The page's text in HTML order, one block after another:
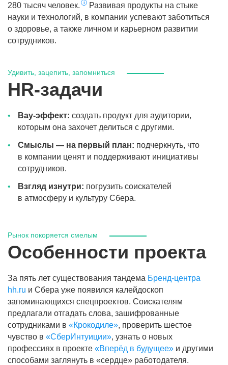
280 тысяч человек.
Развивая продукты на стыке
науки и технологий, в компании успевают заботиться
о здоровье, а также личном и карьерном развитии
сотрудников.
Удивить, зацепить, запомниться
HR‑задачи
Вау-эффект: создать продукт для аудитории,
которым она захочет делиться с другими.
Смыслы — на первый план: подчеркнуть, что
в компании ценят и поддерживают инициативы
сотрудников.
Взгляд изнутри: погрузить соискателей
в атмосферу и культуру Сбера.
Рынок покоряется смелым
Особенности проекта
За пять лет существования тандема Бренд-центра
hh.ru и Сбера уже появился калейдоскоп
запоминающихся спецпроектов. Соискателям
предлагали отгадать слова, зашифрованные
сотрудниками в «Крокодиле», проверить шестое
чувство в «СберИнтуиции», узнать о новых
профессиях в проекте «Вперёд в будущее» и другими
способами заглянуть в «сердце» работодателя.